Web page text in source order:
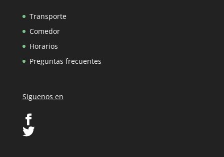
Transporte
Comedor
Horarios
Preguntas frecuentes
Siguenos en